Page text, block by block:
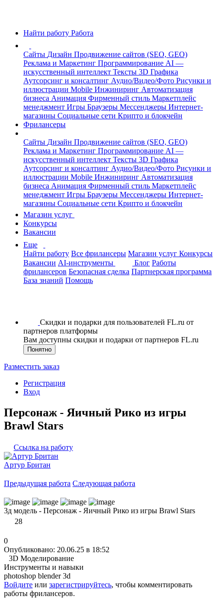
Найти работу Работа
Сайты Дизайн Продвижение сайтов (SEO, GEO)
Реклама и Маркетинг Программирование AI —
искусственный интеллект Тексты 3D Графика
Аутсорсинг и консалтинг Аудио/Видео/Фото Рисунки и
иллюстрации Mobile Инжиниринг Автоматизация
бизнеса Анимация Фирменный стиль Маркетплейс
менеджмент Игры Браузеры Мессенджеры Интернет-
магазины Социальные сети Крипто и блокчейн
Фрилансеры
Сайты Дизайн Продвижение сайтов (SEO, GEO)
Реклама и Маркетинг Программирование AI —
искусственный интеллект Тексты 3D Графика
Аутсорсинг и консалтинг Аудио/Видео/Фото Рисунки и
иллюстрации Mobile Инжиниринг Автоматизация
бизнеса Анимация Фирменный стиль Маркетплейс
менеджмент Игры Браузеры Мессенджеры Интернет-
магазины Социальные сети Крипто и блокчейн
Магазин услуг
Конкурсы
Вакансии
Еще
Найти работу Все фрилансеры Магазин услуг Конкурсы
Вакансии AI-инструменты Блог Работы
фрилансеров Безопасная сделка Партнерская программа
База знаний Помощь
Скидки и подарки для пользователей FL.ru от
партнеров платформы
Вам доступны скидки и подарки от партнеров FL.ru
Понятно
Разместить заказ
Регистрация
Вход
Персонаж - Яичный Рико из игры
Brawl Stars
Ссылка на работу
Артур Британ
Предыдущая работа Следующая работа
3д модель - Персонаж - Яичный Рико из игры Brawl Stars
28
0
Опубликовано: 20.06.25 в 18:52
3D Моделирование
Инструменты и навыки
photoshop blender 3d
Войдите или зарегистрируйтесь, чтобы комментировать
работы фрилансеров.